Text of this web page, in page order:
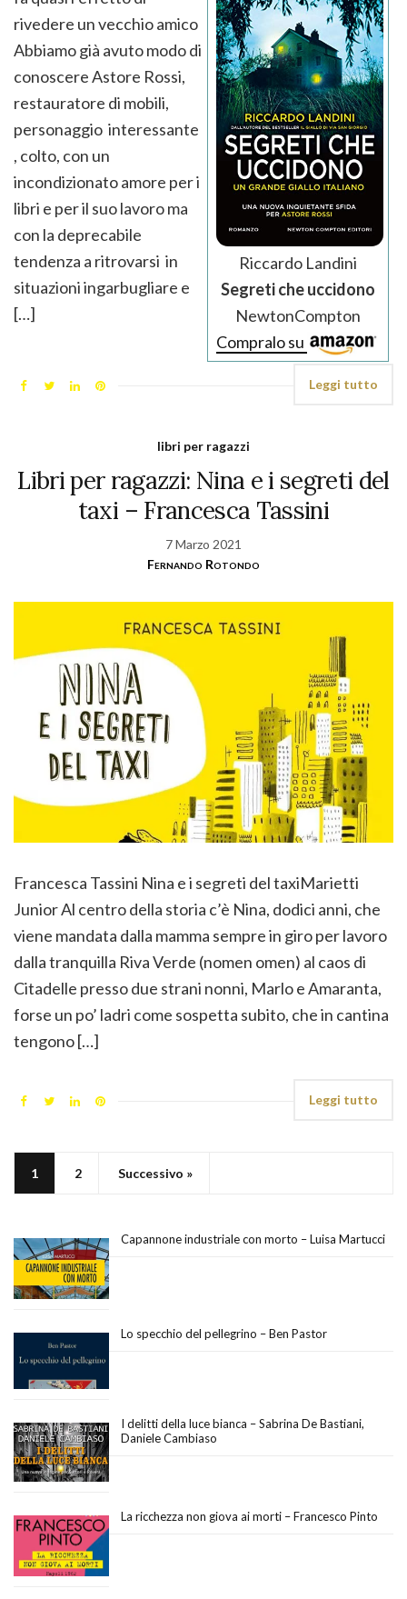
Riccardo Landini
Segreti che uccidono
NewtonCompton
Compralo su
rivedere un vecchio amico
Abbiamo già avuto modo di
conoscere Astore Rossi,
restauratore di mobili,
personaggio interessante
, colto, con un
incondizionato amore per i
libri e per il suo lavoro ma
con la deprecabile
tendenza a ritrovarsi in
situazioni ingarbugliare e
[…]
Leggi tutto
libri per ragazzi
Libri per ragazzi: Nina e i segreti del
taxi – Francesca Tassini
7 Marzo 2021
Fernando Rotondo
Francesca Tassini Nina e i segreti del taxiMarietti
Junior Al centro della storia c’è Nina, dodici anni, che
viene mandata dalla mamma sempre in giro per lavoro
dalla tranquilla Riva Verde (nomen omen) al caos di
Citadelle presso due strani nonni, Marlo e Amaranta,
forse un po’ ladri come sospetta subito, che in cantina
tengono […]
Leggi tutto
1 2 Successivo »
Capannone industriale con morto – Luisa Martucci
Lo specchio del pellegrino – Ben Pastor
I delitti della luce bianca – Sabrina De Bastiani,
Daniele Cambiaso
La ricchezza non giova ai morti – Francesco Pinto